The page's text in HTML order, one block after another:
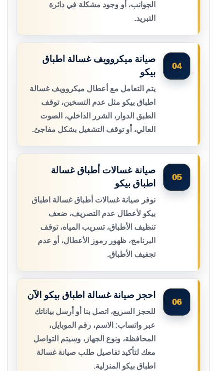
الجوانب، أو وجود مشكلة في دائرة
التبريد.
04
صيانة ميكروويف غسالة اطباق
بيكو
يتم التعامل مع أعطال ميكروويف غسالة
اطباق بيكو مثل عدم التسخين، توقف
الطبق الدوار، الشرر الداخلي، الصوت
العالي، أو توقف التشغيل بشكل مفاجئ.
05
صيانة غسالات أطباق غسالة
اطباق بيكو
نوفر صيانة غسالات أطباق غسالة اطباق
بيكو لأعطال عدم التصريف، ضعف
تنظيف الأطباق، تسريب المياه، توقف
البرنامج، ظهور رموز الأعطال، أو عدم
تجفيف الأطباق.
06
احجز صيانة غسالة اطباق بيكو الآن
للحجز السريع، اتصل بنا أو أرسل بياناتك
عبر واتساب: الاسم، رقم الموبايل،
المحافظة، ونوع الجهاز، وسيتم التواصل
معك لتأكيد تفاصيل طلب صيانة غسالة
اطباق بيكو المنزلية.